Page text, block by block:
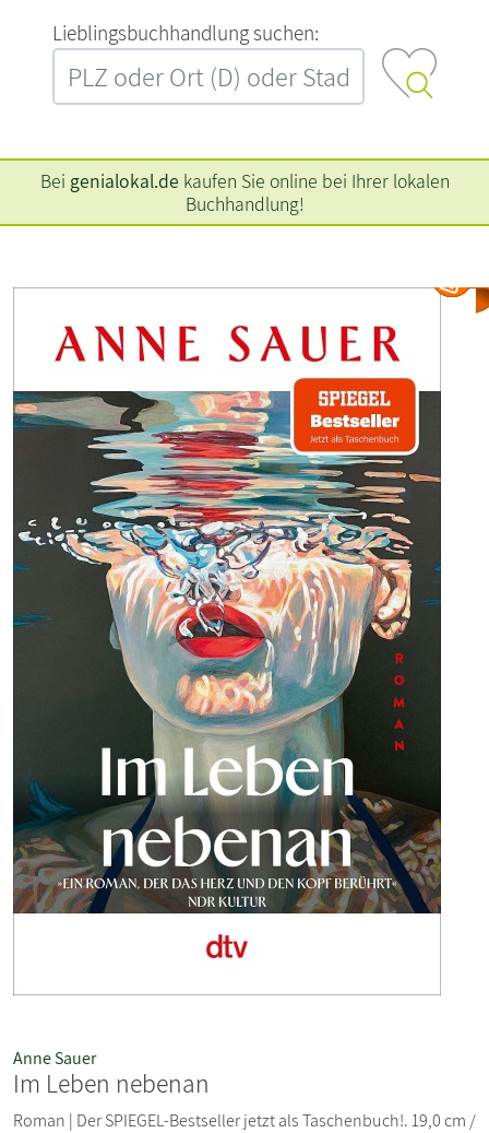
L‍i‍e‍b‍l‍i‍n‍g‍s‍b‍u‍c‍h‍h‍a‍n‍d‍l‍u‍n‍g‍ ‍s‍u‍c‍h‍e‍n‍:‍
Bei genialokal.de kaufen Sie online bei Ihrer lokalen
Buchhandlung!
Anne Sauer
Im Leben nebenan
Roman | Der SPIEGEL-Bestseller jetzt als Taschenbuch!. 19,0 cm /